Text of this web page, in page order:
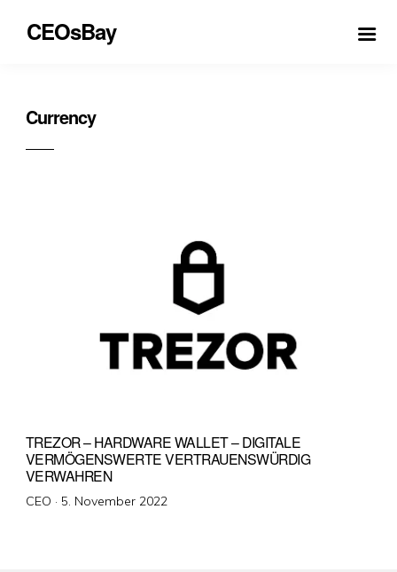
CEOsBay
Currency
TREZOR – HARDWARE WALLET – DIGITALE
VERMÖGENSWERTE VERTRAUENSWÜRDIG
VERWAHREN
CEO · Veröffentlicht
5. November 2022